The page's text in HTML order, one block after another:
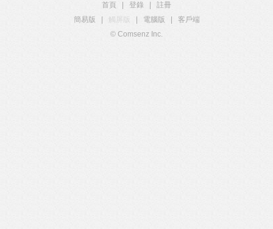
首頁 登錄
註冊
簡易版
觸屏版 電腦版
客戶端
© Comsenz Inc.